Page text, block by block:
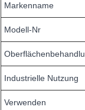
Markenname
Modell-Nr
Industrielle Nutzung
Verwenden